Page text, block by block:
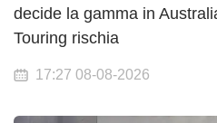
decide la gamma in
Touring rischia
17:27 08-08-2026